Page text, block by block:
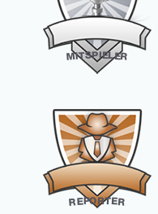
MITSPIELER
REPORTER